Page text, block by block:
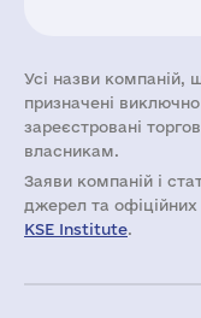
Усі назви компаній,
призначені виключно
зареєстровані
власникам.
Заяви компаній i
джерел та офіційних
KSE Institute.